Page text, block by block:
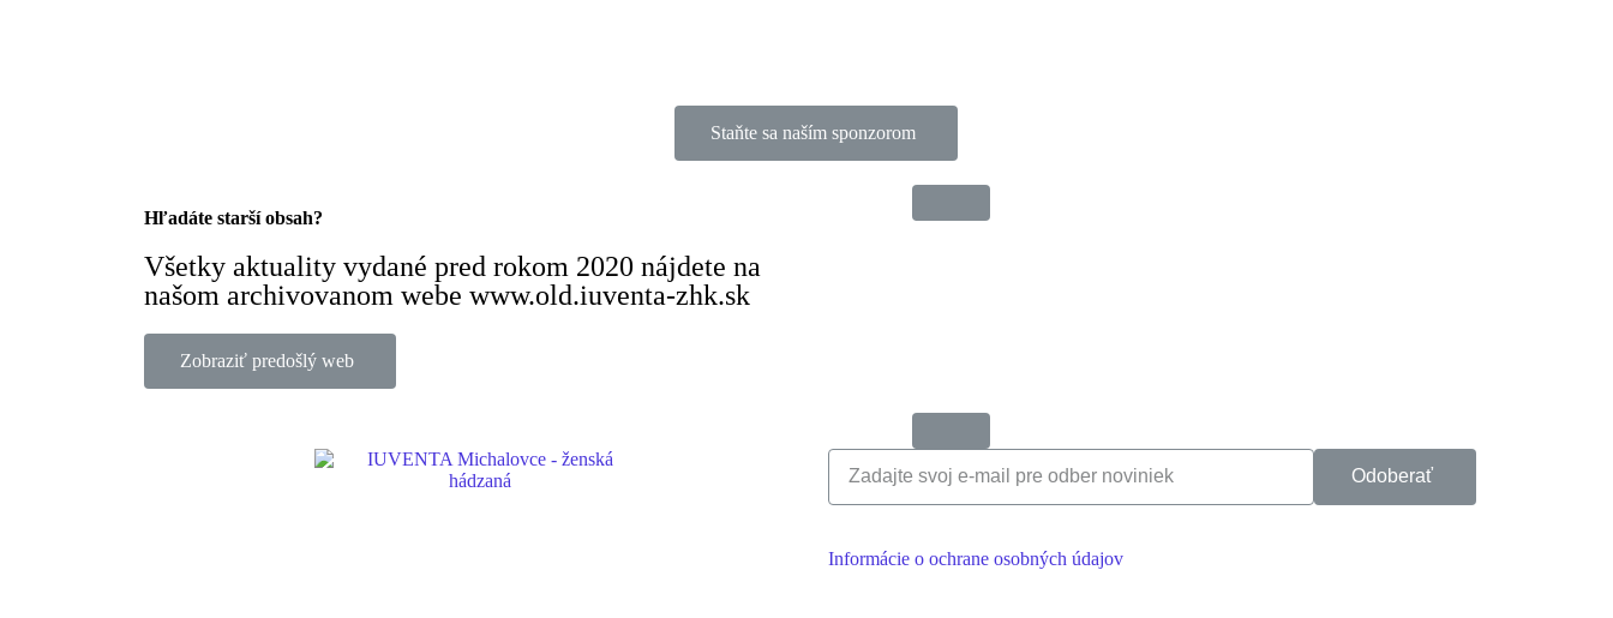
Staňte sa naším sponzorom
Hľadáte starší obsah?
Všetky aktuality vydané pred rokom 2020 nájdete na
našom archivovanom webe www.old.iuventa-zhk.sk
Zobraziť predošlý web
Odoberať
Informácie o ochrane osobných údajov